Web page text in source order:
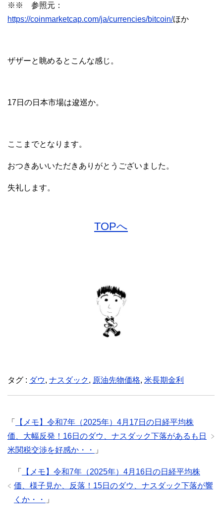
※※ 参照元：
https://coinmarketcap.com/ja/currencies/bitcoin/ほか
ザザーと眺めるとこんな感じ。
17日の日本市場は逡巡か。
ここまでとなります。
おつきあいいただきありがとうございました。
失礼します。
TOPへ
タグ : ダウ, ナスダック, 原油先物価格, 米長期金利
「
【メモ】令和7年（2025年）4月17日の日経平均株
価、大幅反発！16日のダウ、ナスダック下落があるも日
米関税交渉を好感か・・
」
「
【メモ】令和7年（2025年）4月16日の日経平均株
価、様子見か、反落！15日のダウ、ナスダック下落が響
くか・・
」